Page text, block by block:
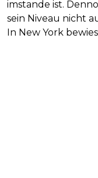
imstande ist.
sein Niveau nicht
In New York